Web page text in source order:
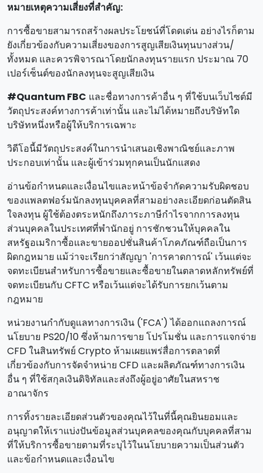
หมายเหตุความเสี่ยงที่สําคัญ:
การซื้อขายสามารถสร้างผลประโยชน์ที่โดดเด่น อย่างไรก็ตาม
ยังเกี่ยวข้องกับความเสี่ยงของการสูญเสียเงินทุนบางส่วน/
ทั้งหมด และควรพิจารณาโดยนักลงทุนรายแรก ประมาณ 70
เปอร์เซ็นต์ของนักลงทุนจะสูญเสียเงิน
#Quantum FBC และชื่อทางการค้าอื่น ๆ ที่ใช้บนเว็บไซต์มี
วัตถุประสงค์ทางการค้าเท่านั้น และไม่ได้หมายถึงบริษัทใด
บริษัทหนึ่งหรือผู้ให้บริการเฉพาะ
วิดีโอนี้มีวัตถุประสงค์ในการนําเสนอเชิงพาณิชย์และภาพ
ประกอบเท่านั้น และผู้เข้าร่วมทุกคนเป็นนักแสดง
อ่านข้อกําหนดและเงื่อนไขและหน้าข้อจํากัดความรับผิดชอบ
ของแพลตฟอร์มนักลงทุนบุคคลที่สามอย่างละเอียดก่อนตัดสิน
ใจลงทุน ผู้ใช้ต้องตระหนักถึงภาระภาษีกําไรจากการลงทุน
ส่วนบุคคลในประเทศที่พํานักอยู่ การชักชวนให้บุคคลใน
สหรัฐอเมริกาซื้อและขายออปชั่นสินค้าโภคภัณฑ์ถือเป็นการ
ผิดกฎหมาย แม้ว่าจะเรียกว่าสัญญา 'การคาดการณ์' เว้นแต่จะ
จดทะเบียนสําหรับการซื้อขายและซื้อขายในตลาดหลักทรัพย์ที่
จดทะเบียนกับ CFTC หรือเว้นแต่จะได้รับการยกเว้นตาม
กฎหมาย
หน่วยงานกํากับดูแลทางการเงิน ('FCA') ได้ออกแถลงการณ์
นโยบาย PS20/10 ซึ่งห้ามการขาย โปรโมชั่น และการแจกจ่าย
CFD ในสินทรัพย์ Crypto ห้ามเผยแพร่สื่อการตลาดที่
เกี่ยวข้องกับการจัดจําหน่าย CFD และผลิตภัณฑ์ทางการเงิน
อื่น ๆ ที่ใช้สกุลเงินดิจิทัลและส่งถึงผู้อยู่อาศัยในสหราช
อาณาจักร
การทิ้งรายละเอียดส่วนตัวของคุณไว้ในที่นี้คุณยินยอมและ
อนุญาตให้เราแบ่งปันข้อมูลส่วนบุคคลของคุณกับบุคคลที่สาม
ที่ให้บริการซื้อขายตามที่ระบุไว้ในนโยบายความเป็นส่วนตัว
และข้อกําหนดและเงื่อนไข